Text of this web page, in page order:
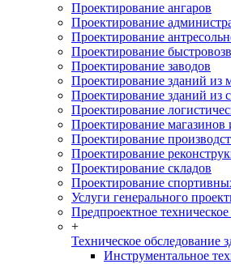
Проектирование ангаров
Проектирование
Проектирование
Проектирование
Проектирование заводов
Проектирование зданий из
Проектирование зданий из
Проектирование
Проектирование магазинов
Проектирование
Проектирование
Проектирование складов
Проектирование
Услуги генерального
Предпроектное
+
Техническое обследование
Инструментальное